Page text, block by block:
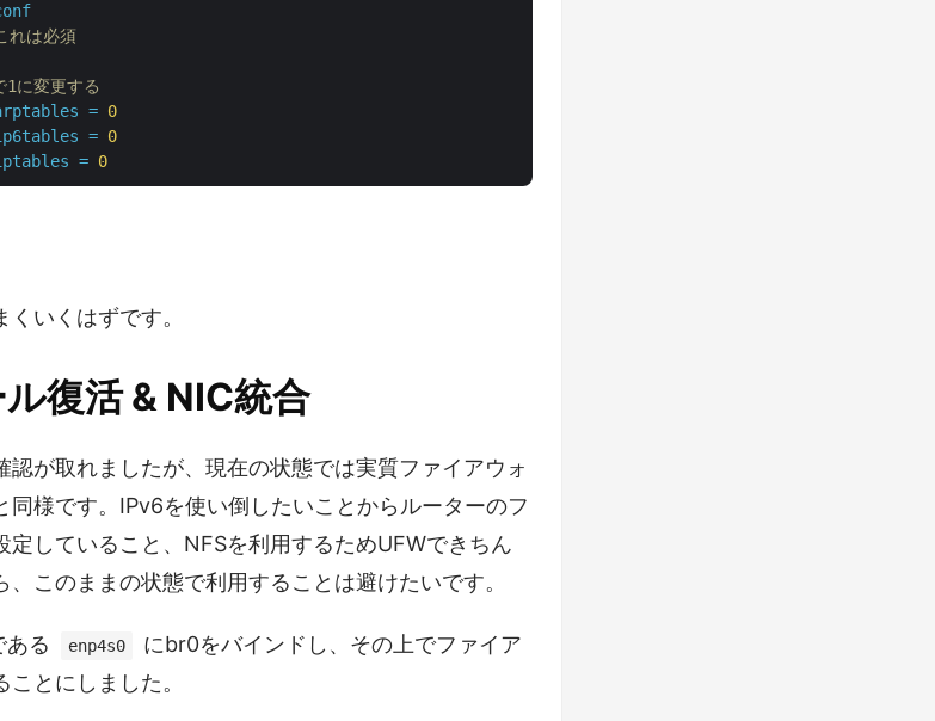
れは必須
に変更する
= 0
= 0
= 0
いくはずです。
復活 & NIC統合
認が取れましたが、現在の状態では実質ファイアウォ
同様です。IPv6を使い倒したいことからルーターのフ
定していること、NFSを利用するためUFWできちん
このままの状態で利用することは避けたいです。
ある enp4s0
にbr0をバインドし、その上でファイア
とにしました。